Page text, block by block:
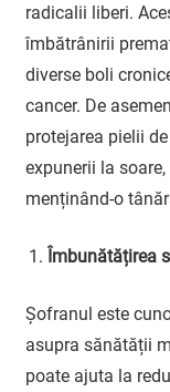
radicalii liberi.
îmbătrânirii
diverse boli
cancer. De
protejarea pielii
expunerii la
menținând-o
Îmbunătățirea
Șofranul este
asupra sănătății
poate ajuta la